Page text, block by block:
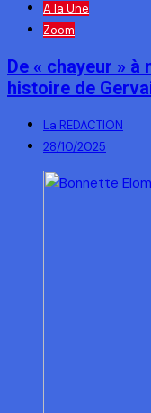
A la Une
Zoom
De « chayeur » à
histoire de
La REDACTION
28/10/2025